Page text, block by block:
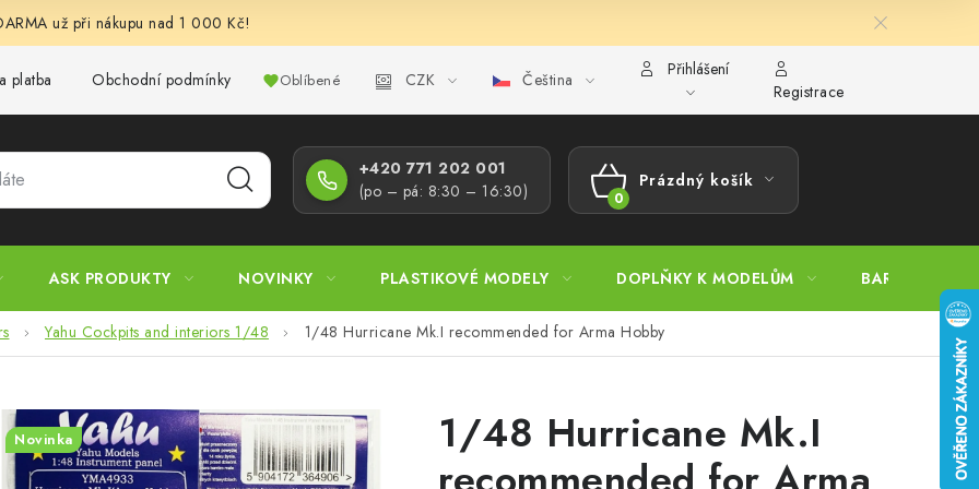
už při nákupu nad 1 000 Kč!
platba Obchodní podmínky Podmínky ochrany osobních údajů Reklamační řád Velkoobchod (B2B)
Oblíbené CZK Čeština
Přihlášení
Registrace
+420 771 202 001​
(po – pá: 8:30 – 16:30)
NÁKUPNÍ
Prázdný košík
ASK PRODUKTY NOVINKY PLASTIKOVÉ MODELY DOPLŇKY K MODELŮM BARVY A
Yahu Cockpits and interiors 1/48 1/48 Hurricane Mk.I recommended for Arma Hobby
1/48 Hurricane Mk.I
Novinka